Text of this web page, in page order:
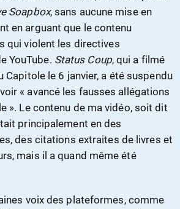
Soapbox, sans aucune mise en
en arguant que le contenu
qui violent les directives
YouTube. Status Coup, qui a filmé
Capitole le 6 janvier, a été suspendu
« avancé les fausses allégations
». Le contenu de ma vidéo, soit dit
principalement en des
des citations extraites de livres et
mais il a quand même été
voix des plateformes, comme